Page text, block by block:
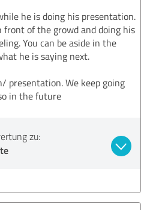
he is doing his presentation.
front of the growd and doing his
You can be aside in the
he is saying next.
presentation. We keep going
in the future
zu: